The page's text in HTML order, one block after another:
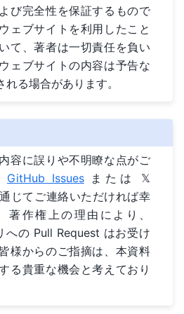
び完全性を保証するもので
ェブサイトを利用したこと
て、著者は一切責任を負い
ェブサイトの内容は予告な
れる場合があります。
容に誤りや不明瞭な点がご
GitHub Issuesまたは 𝕏
じてご連絡いただければ幸
著作権上の理由により、
への Pull Request はお受け
様からのご指摘は、本資料
る貴重な機会と考えており